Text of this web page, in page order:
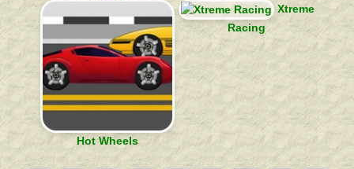
Hot Wheels
Xtreme
Racing